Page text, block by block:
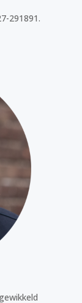
291891.